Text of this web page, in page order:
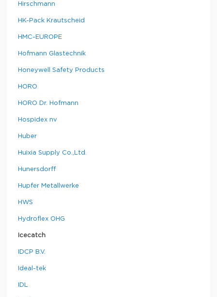
Hirschmann
HK-Pack Krautscheid
HMC-EUROPE
Hofmann Glastechnik
Honeywell Safety Products
HORO
HORO Dr. Hofmann
Hospidex nv
Huber
Huixia Supply Co.,Ltd.
Hunersdorff
Hupfer Metallwerke
HWS
Hydroflex OHG
Icecatch
IDCP B.V.
Ideal-tek
IDL